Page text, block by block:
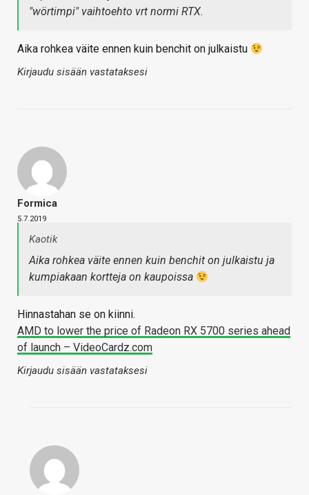
"wörtimpi" vaihtoehto vrt normi RTX.
Aika rohkea väite ennen kuin benchit on julkaistu
Kirjaudu sisään vastataksesi
Formica
5.7.2019
Kaotik
Aika rohkea väite ennen kuin benchit on julkaistu ja
kumpiakaan kortteja on kaupoissa
Hinnastahan se on kiinni.
AMD to lower the price of Radeon RX 5700 series ahead
of launch – VideoCardz.com
Kirjaudu sisään vastataksesi